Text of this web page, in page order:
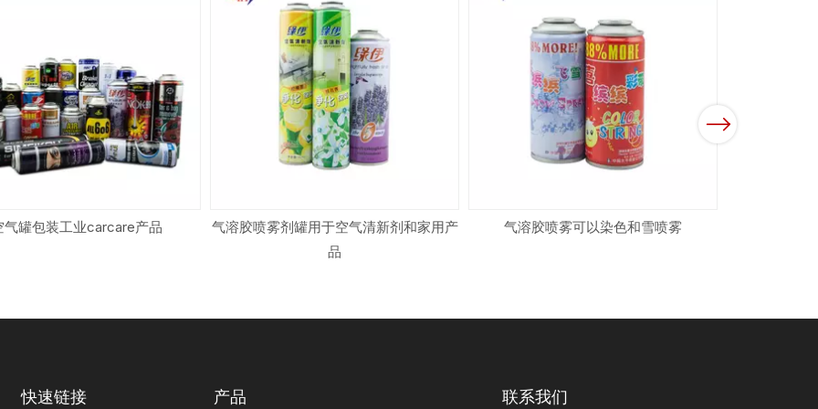
气罐包装工业carcare产品
气溶胶喷雾剂罐用于空气清新剂和家用产
品
气溶胶喷雾可以染色和雪喷雾
Next
快速链接 产品 联系我们